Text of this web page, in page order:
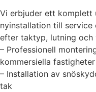
Vi erbjuder ett komplett
nyinstallation till service
efter taktyp, lutning och
– Professionell
kommersiella
– Installation av
tak